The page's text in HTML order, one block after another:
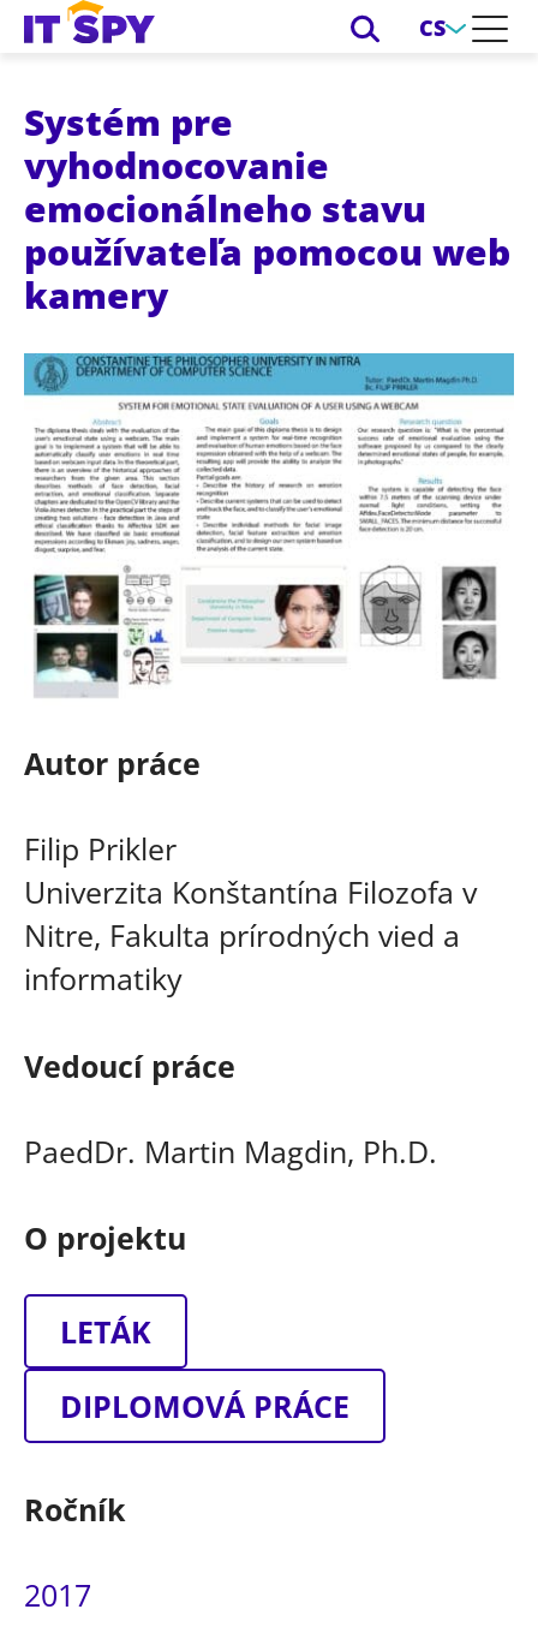
CS
Systém pre
vyhodnocovanie
emocionálneho stavu
používateľa pomocou web
kamery
Autor práce
Filip Prikler
Univerzita Konštantína Filozofa v
Nitre, Fakulta prírodných vied a
informatiky
Vedoucí práce
PaedDr. Martin Magdin, Ph.D.
O projektu
LETÁK
DIPLOMOVÁ PRÁCE
Ročník
2017